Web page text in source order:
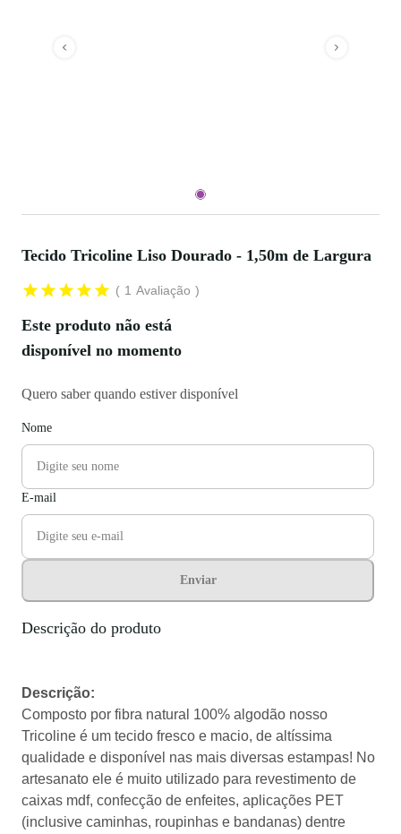
Tecido Tricoline Liso Dourado - 1,50m de Largura
1 Avaliação
Este produto não está
disponível no momento
Quero saber quando estiver disponível
Nome
E-mail
Enviar
Descrição do produto
Descrição:
Composto por fibra natural 100% algodão nosso
Tricoline é um tecido fresco e macio, de altíssima
qualidade e disponível nas mais diversas estampas! No
artesanato ele é muito utilizado para revestimento de
caixas mdf, confecção de enfeites, aplicações PET
(inclusive caminhas, roupinhas e bandanas) dentre